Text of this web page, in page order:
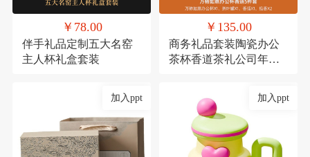
￥78.00
伴手礼品定制五大名窑
主人杯礼盒套装
￥135.00
商务礼品套装陶瓷办公
茶杯香道茶礼公司年会
加入ppt 加入ppt